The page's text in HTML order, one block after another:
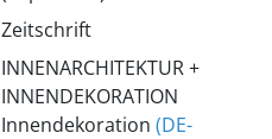
Zeitschrift
INNENARCHITEKTUR +
INNENDEKORATION
Innendekoration (DE-